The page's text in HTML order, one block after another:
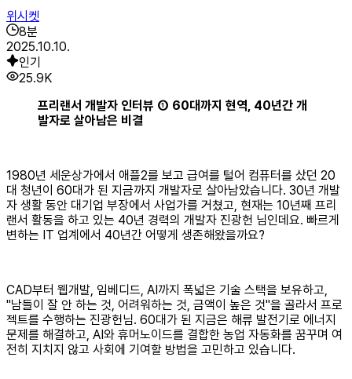
위시켓
8분
2025.10.10.
인기
25.9K
프리랜서 개발자 인터뷰 ① 60대까지 현역, 40년간 개
발자로 살아남은 비결
1980년 세운상가에서 애플2를 보고 급여를 털어 컴퓨터를 샀던 20
대 청년이 60대가 된 지금까지 개발자로 살아남았습니다. 30년 개발
자 생활 동안 대기업 부장에서 사업가를 거쳤고, 현재는 10년째 프리
랜서 활동을 하고 있는 40년 경력의 개발자 진광헌 님인데요. 빠르게
변하는 IT 업계에서 40년간 어떻게 생존해왔을까요?
CAD부터 웹개발, 임베디드, AI까지 폭넓은 기술 스택을 보유하고,
"남들이 잘 안 하는 것, 어려워하는 것, 금액이 높은 것"을 골라서 프로
젝트를 수행하는 진광헌님. 60대가 된 지금은 해류 발전기로 에너지
문제를 해결하고, AI와 휴머노이드를 결합한 농업 자동화를 꿈꾸며 여
전히 지치지 않고 사회에 기여할 방법을 고민하고 있습니다.